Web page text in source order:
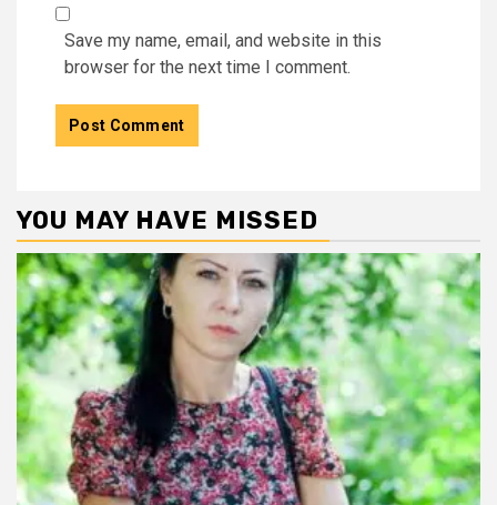
Save my name, email, and website in this
browser for the next time I comment.
YOU MAY HAVE MISSED